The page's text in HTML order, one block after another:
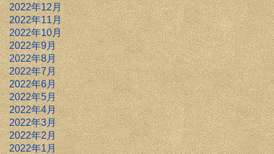
2022年12月
2022年11月
2022年10月
2022年9月
2022年8月
2022年7月
2022年6月
2022年5月
2022年4月
2022年3月
2022年2月
2022年1月